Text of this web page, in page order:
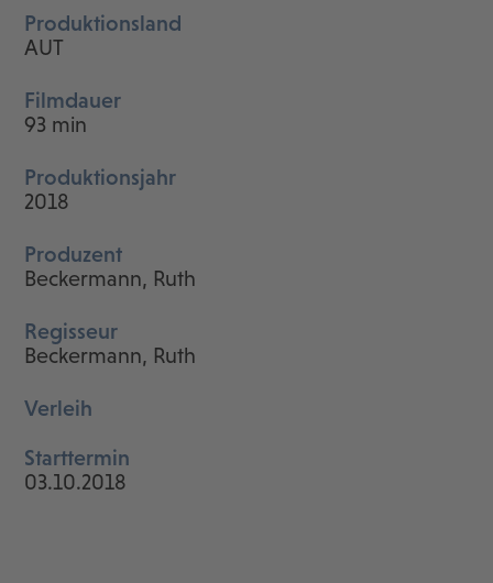
Produktionsland
AUT
Filmdauer
93 min
Produktionsjahr
2018
Produzent
Beckermann, Ruth
Regisseur
Beckermann, Ruth
Verleih
Starttermin
03.10.2018